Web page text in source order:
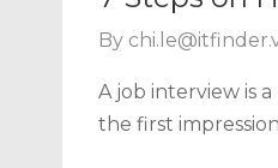
By
A job interview is
the first